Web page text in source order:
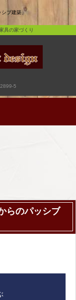
作家具の家づくり
シブ建築」
具の家づくり
5
らのパッシブ